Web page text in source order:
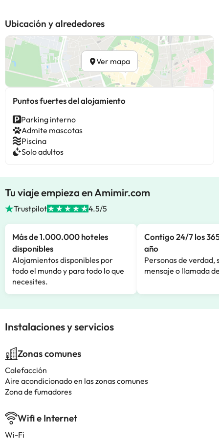
Ubicación y alrededores
Ver mapa
Puntos fuertes del alojamiento
Parking interno
Admite mascotas
Piscina
Solo adultos
Tu viaje empieza en Amimir.com
Trustpilot 4.5/5
Más de 1.000.000 hoteles
disponibles
Alojamientos disponibles por
todo el mundo y para todo lo que
necesites.
Contigo 24/7 los
año
Personas de verdad,
mensaje o llamada
Instalaciones y servicios
Zonas comunes
Calefacción
Aire acondicionado en las zonas comunes
Zona de fumadores
Wifi e Internet
Wi-Fi